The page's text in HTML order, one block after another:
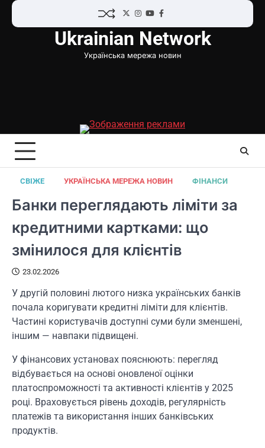
Перейти
TwitterInstagram
YouTubeFacebook
Ukrainian Network
Українська мережа новин
СВІЖЕ УКРАЇНСЬКА МЕРЕЖА НОВИН ФІНАНСИ
Банки переглядають ліміти за
кредитними картками: що
змінилося для клієнтів
23.02.2026
У другій половині лютого низка українських банків
почала коригувати кредитні ліміти для клієнтів.
Частині користувачів доступні суми були зменшені,
іншим — навпаки підвищені.
У фінансових установах пояснюють: перегляд
відбувається на основі оновленої оцінки
платоспроможності та активності клієнтів у 2025
році. Враховується рівень доходів, регулярність
платежів та використання інших банківських
продуктів.